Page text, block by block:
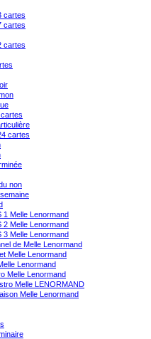
cartes
cartes
cartes
cartes
non
1 Melle Lenormand
2 Melle Lenormand
3 Melle Lenormand
de Melle Lenormand
Melle Lenormand
Lenormand
Melle Lenormand
Melle LENORMAND
Melle Lenormand